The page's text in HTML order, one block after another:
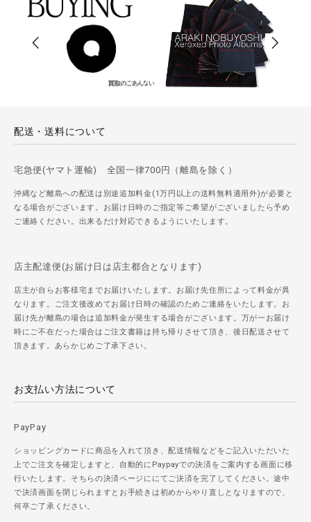
配送・送料について
宅急便(ヤマト運輸) 全国一律700円（離島を除く）
沖縄など離島への配送は別途追加料金(1万円以上の送料無料適用外)が必要と
なる場合がございます。お届け日時のご指定等ご希望がございましたら予め
ご連絡ください。出来るだけ対応できるようにいたします。
店主配達便(お届け日は店主都合となります)
店主が自らお客様宅までお届けいたします。お届け先住所によって料金が異
なります。ご注文後改めてお届け日時の確認のためご連絡をいたします。お
届け先が離島の場合は追加料金が発生する場合がございます。万が一お届け
時にご不在だった場合はご注文書籍は持ち帰りさせて頂き、後日配送させて
頂きます。あらかじめご了承下さい。
お支払い方法について
PayPay
ショッピングカードに商品を入れて頂き、配送情報などをご記入いただいた
上でご注文を確定しますと、自動的にPaypayでの決済をご案内する画面に移
行いたします。そちらの決済ページににてご決済を完了してください。途中
で決済画面を閉じられますとお手続きは初めからやり直しとなりますので、
何卒ご了承ください。